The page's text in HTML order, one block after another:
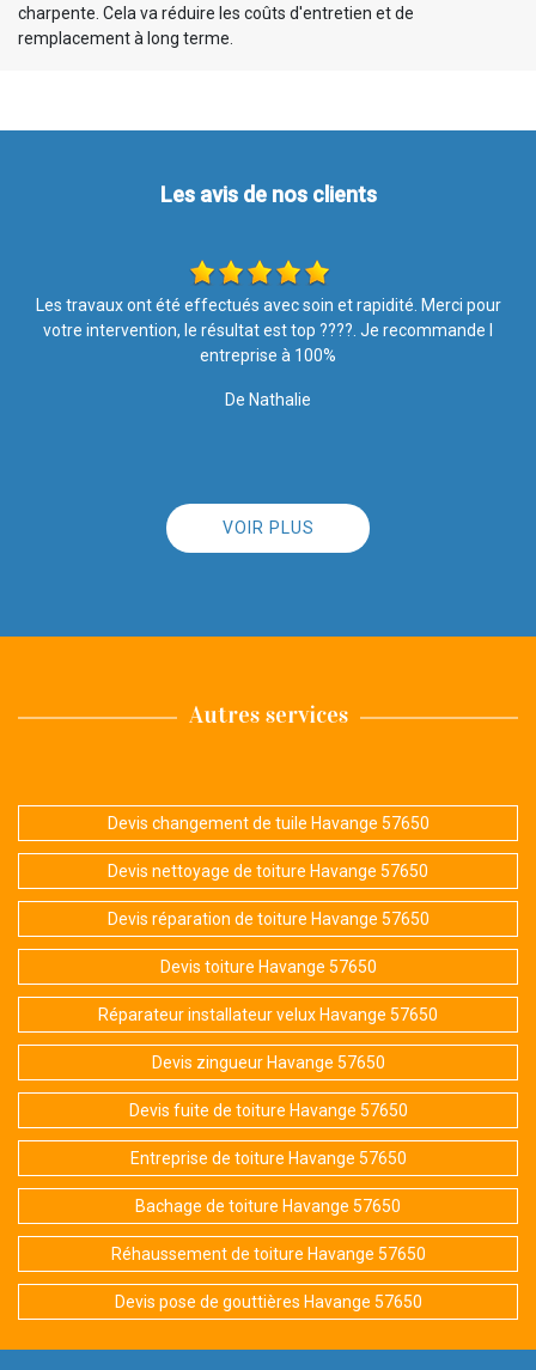
charpente. Cela va réduire les coûts d'entretien et de
remplacement à long terme.
Les avis de nos clients
Rapide et efficace, rien à dire !!
De Ornella
VOIR PLUS
Autres services
Devis changement de tuile Havange 57650
Devis nettoyage de toiture Havange 57650
Devis réparation de toiture Havange 57650
Devis toiture Havange 57650
Réparateur installateur velux Havange 57650
Devis zingueur Havange 57650
Devis fuite de toiture Havange 57650
Entreprise de toiture Havange 57650
Bachage de toiture Havange 57650
Réhaussement de toiture Havange 57650
Devis pose de gouttières Havange 57650